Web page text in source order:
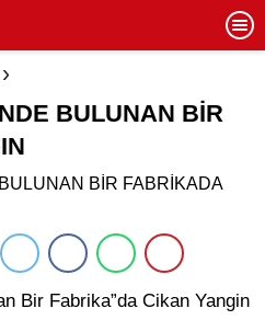
BULUNAN BİR
Bir Fabrika”da Cikan Yangin